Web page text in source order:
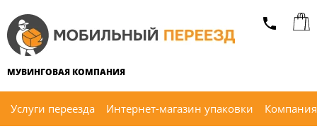
МУВИНГОВАЯ КОМПАНИЯ
Услуги переезда Интернет-магазин упаковки